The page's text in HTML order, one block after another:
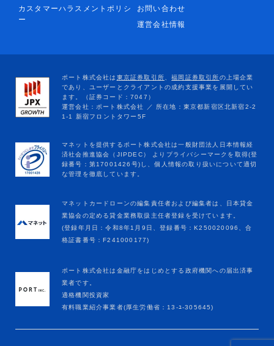
カスタマーハラスメントポリシ
ー
お問い合わせ
運営会社情報
マネットカードローンの編集責任者および編集者は、日本貸金
業協会の定める貸金業務取扱主任者登録を受けています。
(登録年月日：令和8年1月9日、登録番号：K250020096、合
格証書番号：F241000177)
ポート株式会社は金融庁をはじめとする政府機関への届出済事
業者です。
適格機関投資家
有料職業紹介事業者(厚生労働省：13-ﾕ-305645)